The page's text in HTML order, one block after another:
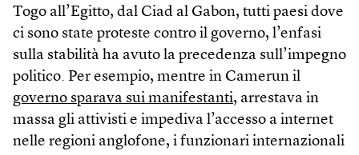
Togo all’Egitto, dal Ciad al Gabon, tutti paesi dove
ci sono state proteste contro il governo, l’enfasi
sulla stabilità ha avuto la precedenza sull’impegno
politico. Per esempio, mentre in Camerun il
governo sparava sui manifestanti, arrestava in
massa gli attivisti e impediva l’accesso a internet
nelle regioni anglofone, i funzionari internazionali